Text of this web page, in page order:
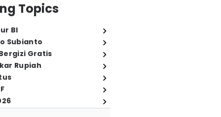
Topics
BI
Subianto
Gratis
Rupiah